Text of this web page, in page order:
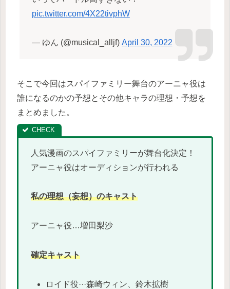
pic.twitter.com/4X22tivphW
— ゆん (@musical_alljf) April 30, 2022
そこで今回はスパイファミリー舞台のアーニャ役は
誰になるのかの予想とその他キャラの理想・予想を
まとめました。
人気漫画のスパイファミリーが舞台化決定！
アーニャ役はオーディションが行われる
私の理想（妄想）のキャスト
アーニャ役…増田梨沙
確定キャスト
ロイド役···森崎ウィン、鈴木拡樹